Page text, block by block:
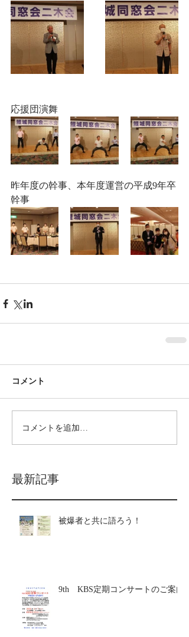
応援団演舞
昨年度の幹事、本年度運営の平成9年卒
幹事
コメント
コメントを追加…
最新記事
被爆者と共に語ろう！
9th KBS定期コンサートのご案内